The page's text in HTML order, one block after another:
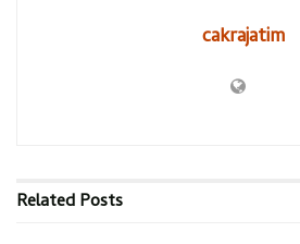
21-17 21-16 atas Gracia Ruth Tri.
Sidoarjo memastikan medali emas
“Single pertama sebenarnya kami
cakrajatim
RelatedPosts